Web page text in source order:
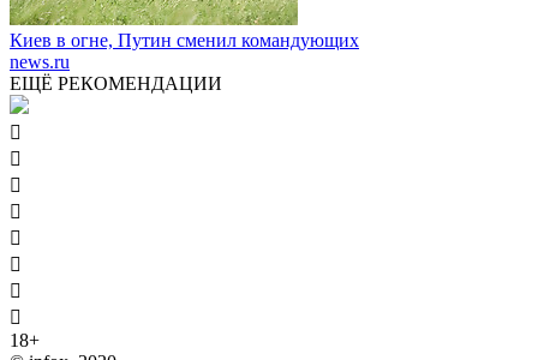
Киев в огне, Путин сменил командующих
news.ru
ЕЩЁ РЕКОМЕНДАЦИИ








18+